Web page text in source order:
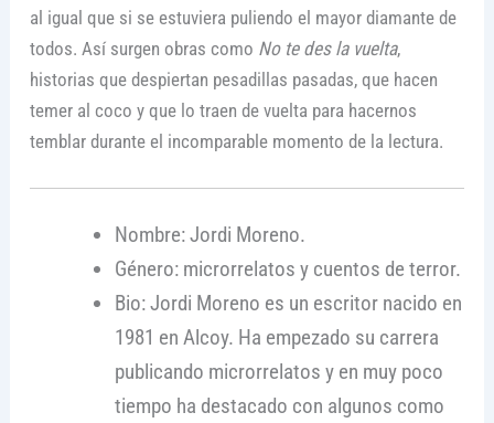
al igual que si se estuviera puliendo el mayor diamante de
todos. Así surgen obras como No te des la vuelta,
historias que despiertan pesadillas pasadas, que hacen
temer al coco y que lo traen de vuelta para hacernos
temblar durante el incomparable momento de la lectura.
Nombre: Jordi Moreno.
Género: microrrelatos y cuentos de terror.
Bio: Jordi Moreno es un escritor nacido en
1981 en Alcoy. Ha empezado su carrera
publicando microrrelatos y en muy poco
tiempo ha destacado con algunos como